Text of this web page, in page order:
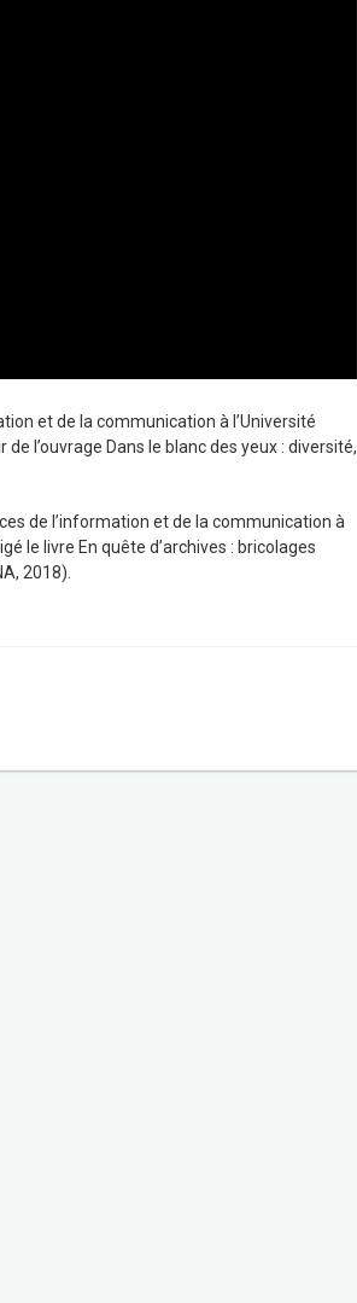
et de la communication à l’Université
l’ouvrage Dans le blanc des yeux : diversité,
de l’information et de la communication à
le livre En quête d’archives : bricolages
2018).